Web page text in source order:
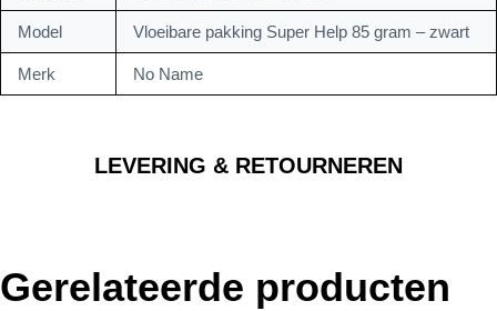
LEVERING & RETOURNEREN
Model Vloeibare pakking Super Help 85 gram – zwart
Merk No Name
Gerelateerde producten